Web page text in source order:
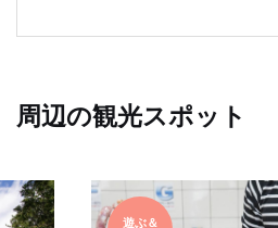
周辺の観光スポット
遊ぶ＆